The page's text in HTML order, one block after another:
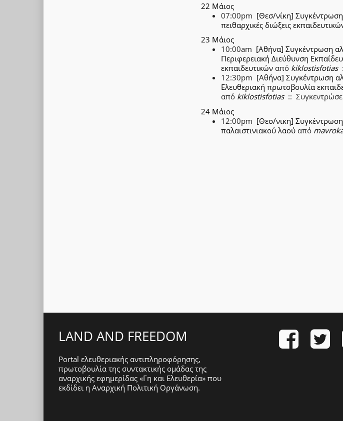
22 Μάιος
07:00pm [Θεσ/νίκη] Συγκέντρωση
πειθαρχικές διώξεις
23 Μάιος
10:00am [Αθήνα] Συγκέντρωση
Περιφερειακή Διεύθυνση
εκπαιδευτικών από kiklostisfotias
12:30pm [Αθήνα] Συγκέντρωση
Ελευθεριακή πρωτοβουλία
από kiklostisfotias::
24 Μάιος
12:00pm [Θεσ/νικη] Συγκέντρωση
παλαιστινιακού λαού από
LAND AND FREEDOM
Portal ελευθεριακής αντιπληροφόρησης,
πρωτοβουλία της συντακτικής ομάδας της
αναρχικής εφημερίδας «Γη και Ελευθερία» που
εκδίδει η Αναρχική Πολιτική Οργάνωση.